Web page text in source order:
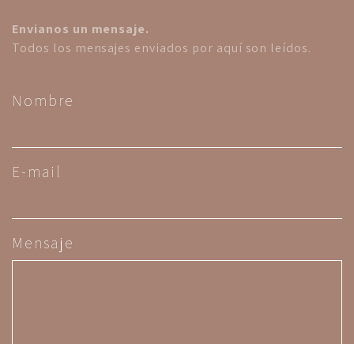
Envianos un mensaje.
Todos los mensajes enviados por aquí son leídos.
Nombre
E-mail
Mensaje